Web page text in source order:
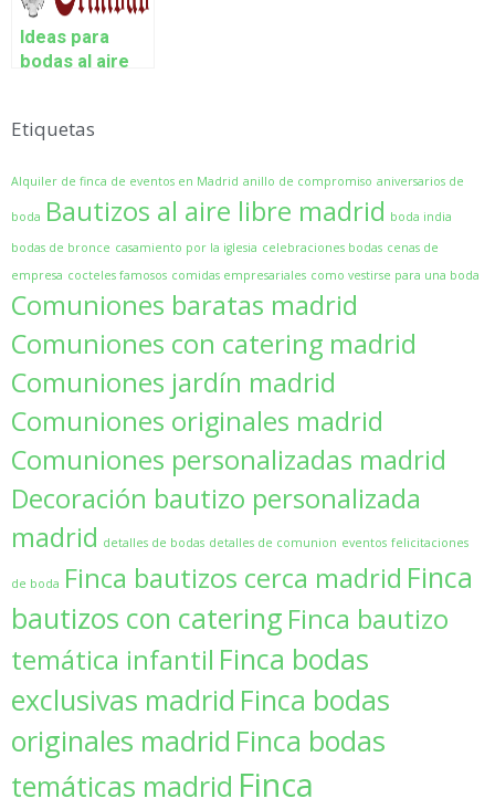
Ideas para
bodas al aire
Etiquetas
Alquiler de finca de eventos en Madrid anillo de compromiso aniversarios de
boda Bautizos al aire libre madrid boda india
bodas de bronce casamiento por la iglesia celebraciones bodas cenas de
empresa cocteles famosos comidas empresariales como vestirse para una boda
Comuniones baratas madrid
Comuniones con catering madrid
Comuniones jardín madrid
Comuniones originales madrid
Comuniones personalizadas madrid
Decoración bautizo personalizada
madrid detalles de bodas detalles de comunion eventos felicitaciones
de boda Finca bautizos cerca madrid Finca
bautizos con catering Finca bautizo
temática infantil Finca bodas
exclusivas madrid Finca bodas
originales madrid Finca bodas
temáticas madrid Finca